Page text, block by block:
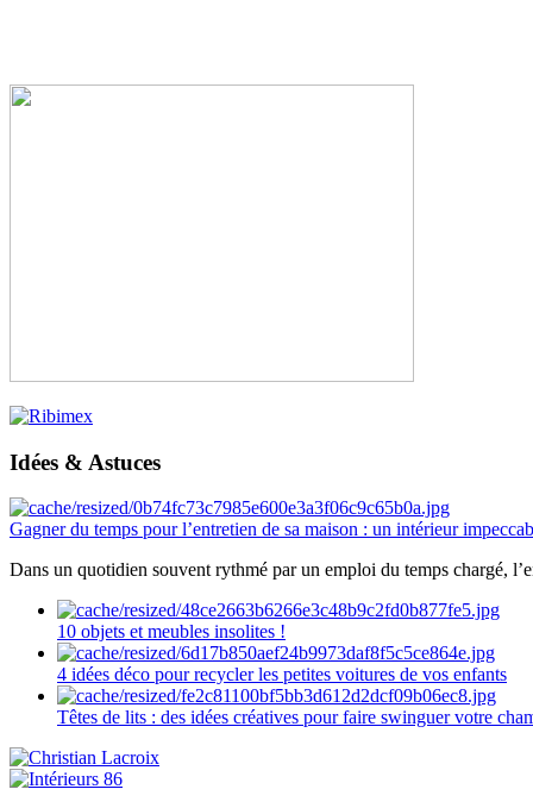
Idées & Astuces
Gagner du temps pour l’entretien de sa maison : un intérieur
Dans un quotidien souvent rythmé par un emploi du temps chargé,
10 objets et meubles insolites !
4 idées déco pour recycler les petites voitures de vos enfants
Têtes de lits : des idées créatives pour faire swinguer votre